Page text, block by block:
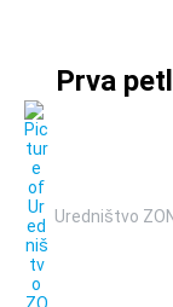
Prva
Uredništvo ZON